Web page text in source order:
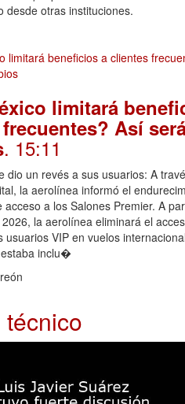
desde otras instituciones.
limitará
Así
. 15:11
dio un revés a sus usuarios: A
la aerolínea informó el
acceso a los Salones Premier. A
la aerolínea eliminará el
usuarios VIP en vuelos
inclu�